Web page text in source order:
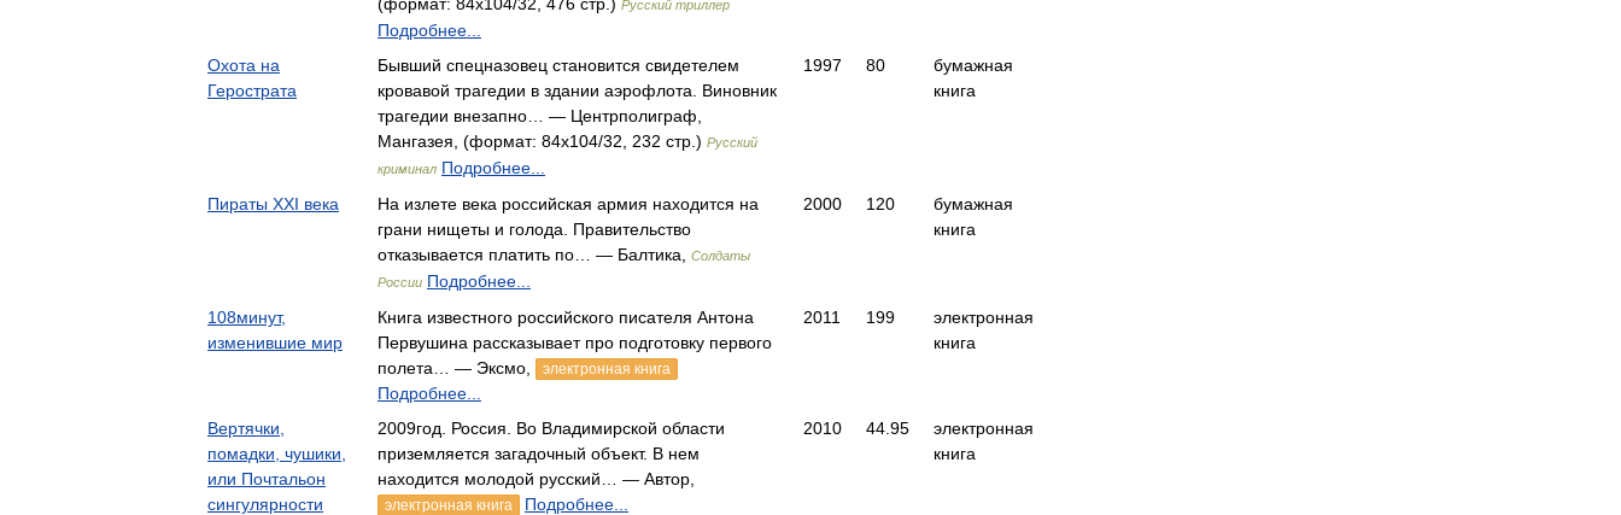
Русский триллер
Подробнее...
Охота на
Герострата
Бывший спецназовец становится свидетелем
кровавой трагедии в здании аэрофлота. Виновник
трагедии внезапно… — Центрполиграф,
Мангазея, (формат: 84x104/32, 232 стр.) Русский
криминал Подробнее...
1997 80
бумажная
книга
Пираты XXI века
На излете века российская армия находится на
грани нищеты и голода. Правительство
отказывается платить по… — Балтика,
Солдаты
России Подробнее...
2000 120
бумажная
книга
108минут,
изменившие мир
Книга известного российского писателя Антона
Первушина рассказывает про подготовку первого
полета… — Эксмо,
электронная книга
Подробнее...
2011 199
электронная
книга
Вертячки,
помадки, чушики,
или Почтальон
сингулярности
2009год. Россия. Во Владимирской области
приземляется загадочный объект. В нем
находится молодой русский… — Автор,
электронная книга Подробнее...
2010 44.95
электронная
книга